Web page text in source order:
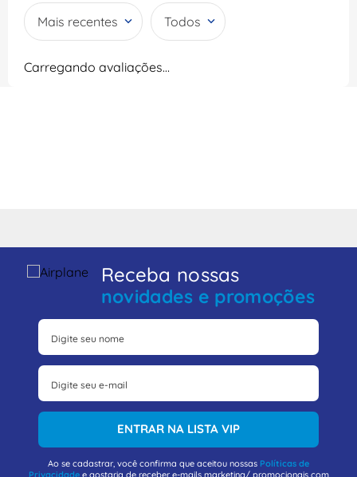
Mais recentes Todos
Carregando avaliações…
Receba nossas
novidades e promoções
ENTRAR NA LISTA VIP
Ao se cadastrar, você confirma que aceitou nossas Políticas de
Privacidadee gostaria de receber e-mails marketing/ promocionais com